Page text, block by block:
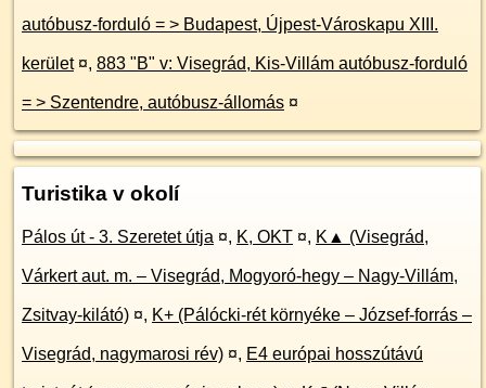
autóbusz-forduló = > Budapest, Újpest-Városkapu XIII.
kerület ¤, 883 "B" v: Visegrád, Kis-Villám autóbusz-forduló
= > Szentendre, autóbusz-állomás ¤
Turistika v okolí
Pálos út - 3. Szeretet útja ¤, K, OKT ¤, K▲ (Visegrád,
Várkert aut. m. – Visegrád, Mogyoró-hegy – Nagy-Villám,
Zsitvay-kilátó) ¤, K+ (Pálócki-rét környéke – József-forrás –
Visegrád, nagymarosi rév) ¤, E4 európai hosszútávú